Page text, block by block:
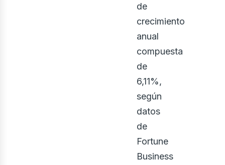
de
crecimiento
anual
compuesta
de
6,11%,
según
datos
de
Fortune
Business